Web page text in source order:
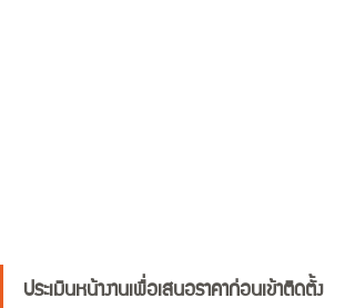
ประเมินหน้างานเพื่อเสนอราคาก่อนเข้าติดตั้ง